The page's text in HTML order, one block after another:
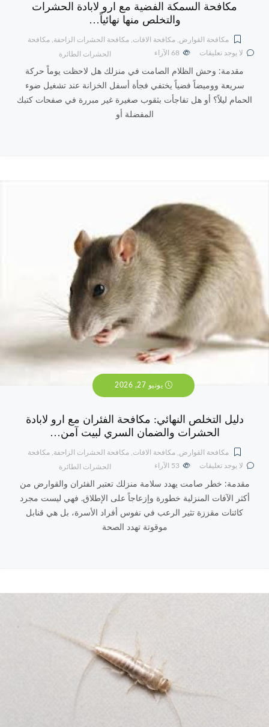
مكافحة السمكة الفضية مع ارو لابادة الحشرات
والتخلص منها نهائياً…
مكافحة القوارض ,مكافحة الافات ,مكافحة الحشرات الزاحفة ,مكافحة
الحشرات الطائرة
لا يوجد تعليقات الآراء
مقدمة: وحش الظلام الصامت في منزلك هل لاحظت يوماً حركة
سريعة ووميضاً فضياً يختفي فجأة أسفل الخزانة عند تشغيل ضوء
الحمام ليلاً؟ أو هل تفاجأت بثقوب صغيرة غير مبررة في صفحات كتبك
المفضلة أو
يونيو 27, 2026
دليل التخلص النهائي: مكافحة الفئران مع ارو لابادة
الحشرات والضمان السري لبيت آمن…
مكافحة القوارض ,مكافحة الافات ,مكافحة الحشرات الزاحفة ,مكافحة
الحشرات الطائرة
لا يوجد تعليقات الآراء
مقدمة: خطر صامت يهدد سلامة منزلك تعتبر الفئران والقوارض من
أكثر الآفات المنزلية خطورة وإزعاجاً على الإطلاق. فهي ليست مجرد
كائنات مقززة تثير الرعب في نفوس أفراد الأسرة، بل هي قنابل
موقوتة تهدد الصحة